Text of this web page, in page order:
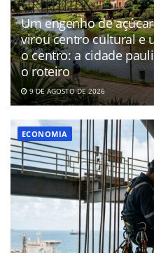
Um engenho de
virou centro cultural e
o centro: a cidade
o roteiro
9 DE AGOSTO DE 2026
ECONOMIA